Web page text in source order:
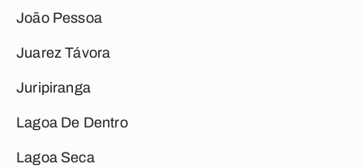
João Pessoa
Juarez Távora
Juripiranga
Lagoa De Dentro
Lagoa Seca